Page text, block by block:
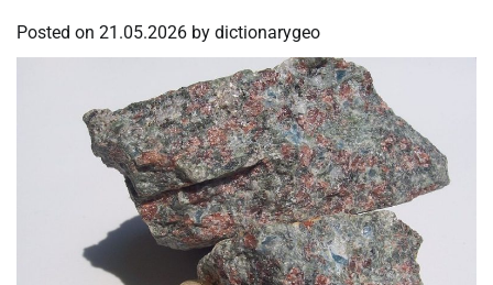
Posted on 21.05.2026 by dictionarygeo